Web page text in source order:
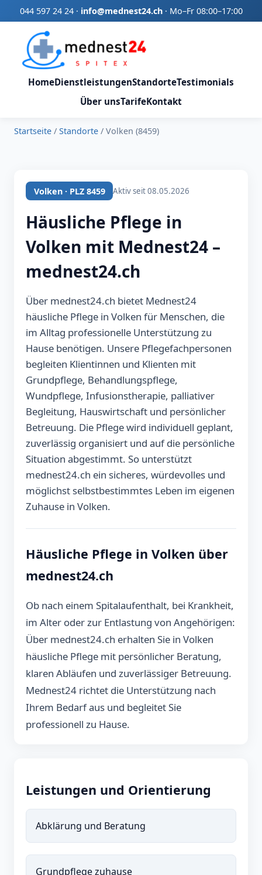
044 597 24 24· info@mednest24.ch· Mo–Fr 08:00–17:00
HomeDienstleistungenStandorteTestimonials
Über unsTarifeKontakt
Startseite / Standorte / Volken (8459)
Volken · PLZ 8459 Aktiv seit 08.05.2026
Häusliche Pflege in
Volken mit Mednest24 –
mednest24.ch
Über mednest24.ch bietet Mednest24
häusliche Pflege in Volken für Menschen, die
im Alltag professionelle Unterstützung zu
Hause benötigen. Unsere Pflegefachpersonen
begleiten Klientinnen und Klienten mit
Grundpflege, Behandlungspflege,
Wundpflege, Infusionstherapie, palliativer
Begleitung, Hauswirtschaft und persönlicher
Betreuung. Die Pflege wird individuell geplant,
zuverlässig organisiert und auf die persönliche
Situation abgestimmt. So unterstützt
mednest24.ch ein sicheres, würdevolles und
möglichst selbstbestimmtes Leben im eigenen
Zuhause in Volken.
Häusliche Pflege in Volken über
mednest24.ch
Ob nach einem Spitalaufenthalt, bei Krankheit,
im Alter oder zur Entlastung von Angehörigen:
Über mednest24.ch erhalten Sie in Volken
häusliche Pflege mit persönlicher Beratung,
klaren Abläufen und zuverlässiger Betreuung.
Mednest24 richtet die Unterstützung nach
Ihrem Bedarf aus und begleitet Sie
professionell zu Hause.
Leistungen und Orientierung
Abklärung und Beratung
Grundpflege zuhause